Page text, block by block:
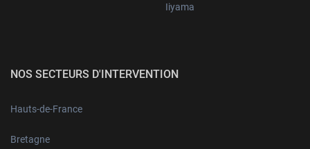
Iiyama
NOS SECTEURS D'INTERVENTION
Hauts-de-France
Bretagne